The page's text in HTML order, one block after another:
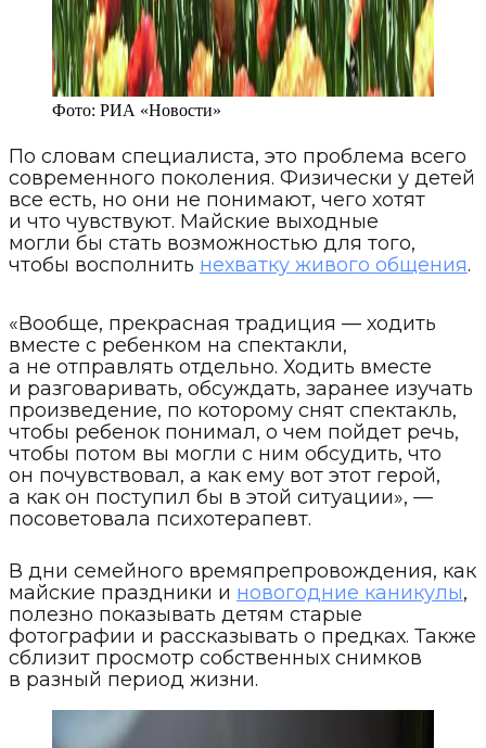
Фото: РИА «Новости»
По словам специалиста, это проблема всего
современного поколения. Физически у детей
все есть, но они не понимают, чего хотят
и что чувствуют. Майские выходные
могли бы стать возможностью для того,
чтобы восполнить нехватку живого общения.
«Вообще, прекрасная традиция — ходить
вместе с ребенком на спектакли,
а не отправлять отдельно. Ходить вместе
и разговаривать, обсуждать, заранее изучать
произведение, по которому снят спектакль,
чтобы ребенок понимал, о чем пойдет речь,
чтобы потом вы могли с ним обсудить, что
он почувствовал, а как ему вот этот герой,
а как он поступил бы в этой ситуации», —
посоветовала психотерапевт.
В дни семейного времяпрепровождения, как
майские праздники и новогодние каникулы,
полезно показывать детям старые
фотографии и рассказывать о предках. Также
сблизит просмотр собственных снимков
в разный период жизни.